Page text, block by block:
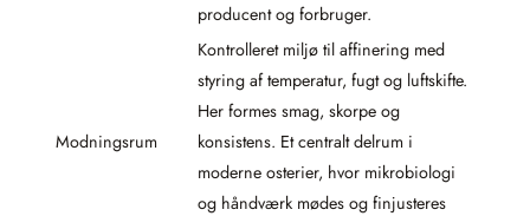
producent og forbruger.
Modningsrum
Kontrolleret miljø til affinering med
styring af temperatur, fugt og luftskifte.
Her formes smag, skorpe og
konsistens. Et centralt delrum i
moderne osterier, hvor mikrobiologi
og håndværk mødes og finjusteres